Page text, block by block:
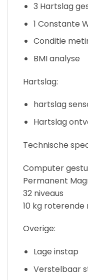
3 Hartslag
1 Constante
Conditie
BMI analyse
Hartslag:
hartslag
Hartslag
Technische
Computer
Permanent
32 niveaus
10 kg roterende
Overige:
Lage instap
Verstelbaar